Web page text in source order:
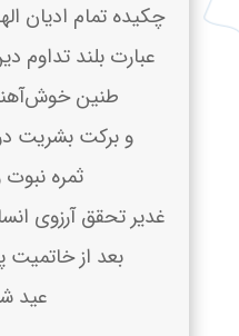
چکیده تمام ادیان
عبارت بلند تداوم
طنین خوش‌آهنگ
و برکت بشریت
ثمره
غدیر تحقق آرزوی
بعد از خاتمیت
عید